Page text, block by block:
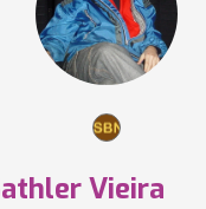
Vieira